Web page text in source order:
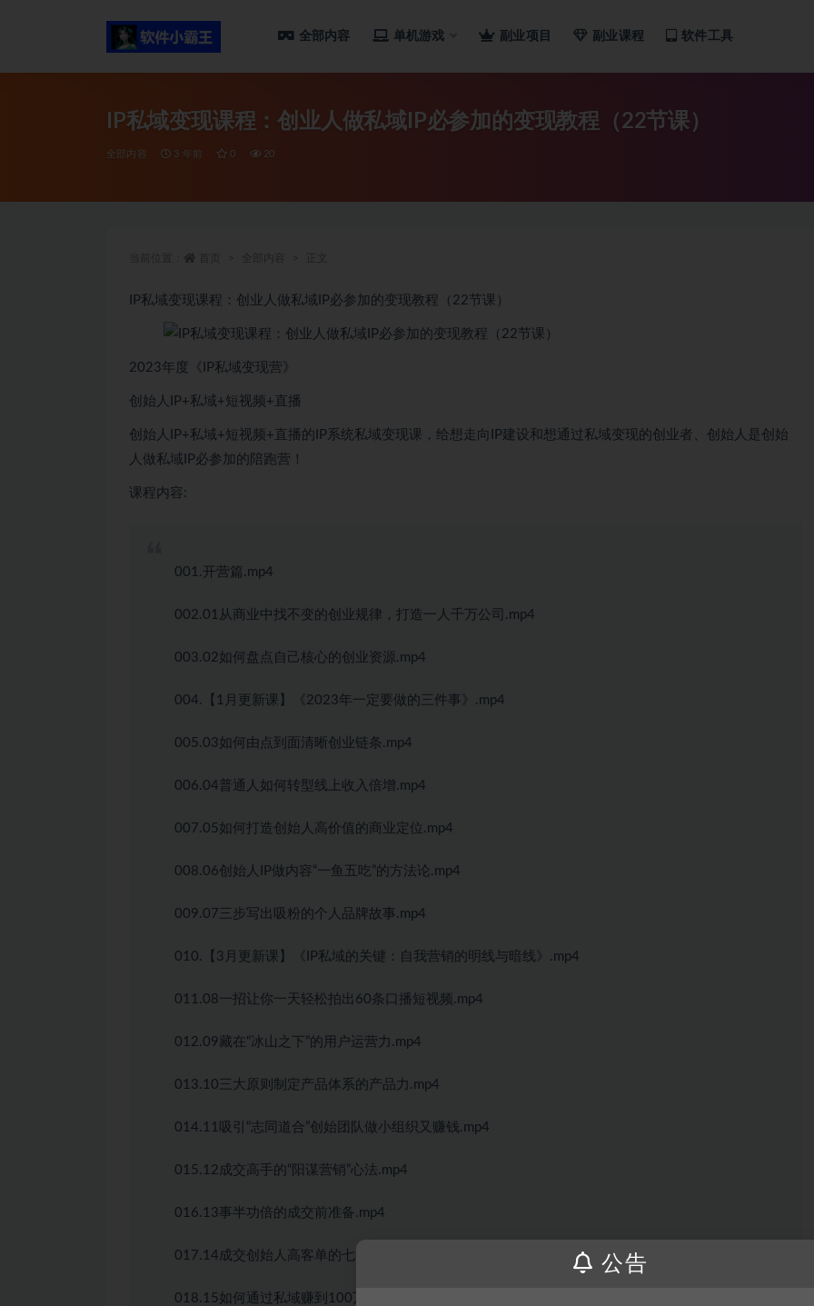
全部内容 单机游戏 副业项目 副业课程 软件工具
IP私域变现课程：创业人做私域IP必参加的变现教程（22节课）
全部内容 3 年前 0 20
IP私域变现课程： 创业 人做私域IP必参加的变现教程（22节课）
2023年度《IP私域变现营》
创始人IP+私域+短视频+直播
创始人IP+私域+短视频+直播的IP系统私域变现课，给想走向IP建设和想通过私域变现的创业者、创始人是创始
人做私域IP必参加的陪跑营！
课程内容:
001.开营篇.mp4
002.01从商业中找不变的创业规律，打造一人千万公司.mp4
003.02如何盘点自己核心的创业资源.mp4
004.【1月更新课】《2023年一定要做的三件事》.mp4
005.03如何由点到面清晰创业链条.mp4
006.04普通人如何转型线上收入倍增.mp4
007.05如何打造创始人高价值的商业定位.mp4
008.06创始人IP做内容“一鱼五吃”的方法论.mp4
009.07三步写出吸粉的个人品牌故事.mp4
010.【3月更新课】《IP私域的关键：自我营销的明线与暗线》.mp4
011.08一招让你一天轻松拍出60条口播短视频.mp4
012.09藏在“冰山之下”的用户运营力.mp4
013.10三大原则制定产品体系的产品力.mp4
014.11吸引“志同道合”创始团队做小组织又赚钱.mp4
015.12成交高手的“阳谋营销”心法.mp4
016.13事半功倍的成交前准备.mp4
017.14成交创始人高客单的七大步骤.mp4
018.15如何通过私域赚到100万？.mp4
公告